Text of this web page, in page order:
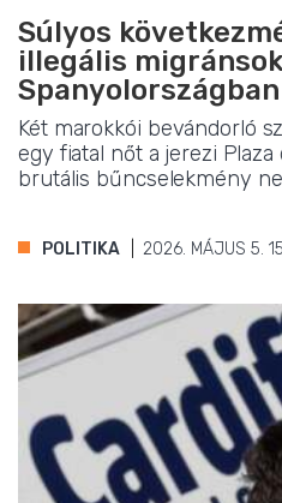
Súlyos
illegális
Spanyolországban
Két marokkói bevándorló
egy fiatal nőt a jerezi
brutális bűncselekmény
POLITIKA 2026. MÁJUS 5.